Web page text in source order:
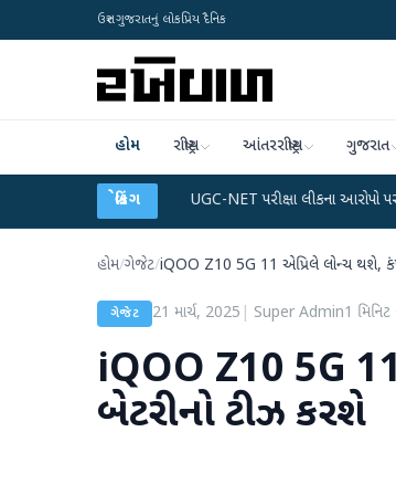
ઉત્તર ગુજરાતનું લોકપ્રિય દૈનિક
હોમ રાષ્ટ્રીય આંતરરાષ્ટ્રીય ગુજરાત
બ્રેકિંગ
UGC-NET પરીક્ષા લીકના આરોપો પર રાહુલ ગાંધીએ
હોમ/ગેજેટ/iQOO Z10 5G 11 એપ્રિલે લોન્ચ થશે,
ગેજેટ 21 માર્ચ, 2025 Super Admin1
iQOO Z10 5G
બેટરીનો ટીઝ કરશે